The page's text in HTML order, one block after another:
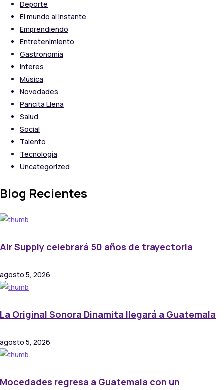
Deporte
El mundo al Instante
Emprendiendo
Entretenimiento
Gastronomía
Interes
Música
Novedades
Pancita Llena
Salud
Social
Talento
Tecnología
Uncategorized
Blog Recientes
Air Supply celebrará 50 años de trayectoria
agosto 5, 2026
La Original Sonora Dinamita llegará a Guatemala
agosto 5, 2026
Mocedades regresa a Guatemala con un